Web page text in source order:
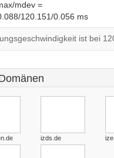
mdev =
120.151/0.056 ms
ist bei
izds.de